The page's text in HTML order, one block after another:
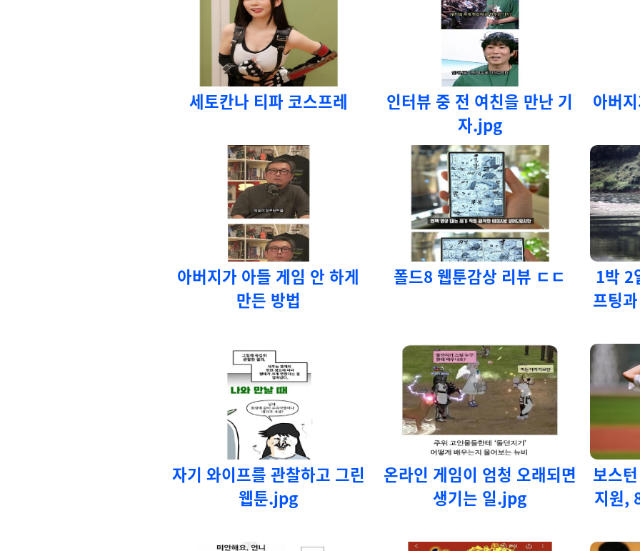
세토칸나 티파 코스프레
인터뷰 중 전 여친을 만난 기
자.jpg
아버
아버지가 아들 게임 안 하게
만든 방법
폴드8 웹툰감상 리뷰 ㄷㄷ
1박 2
프팅
자기 와이프를 관찰하고 그린
웹툰.jpg
온라인 게임이 엄청 오래되면
생기는 일.jpg
보스
지원,